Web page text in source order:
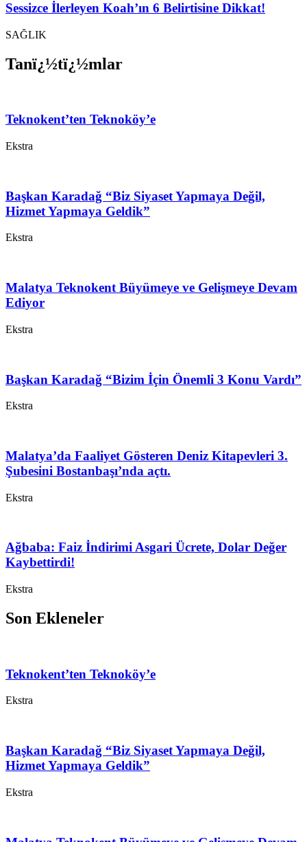
Sessizce İlerleyen Koah’ın 6 Belirtisine Dikkat!
SAĞLIK
Tanï¿½tï¿½mlar
Teknokent’ten Teknoköy’e
Ekstra
Başkan Karadağ “Biz Siyaset Yapmaya Değil,
Hizmet Yapmaya Geldik”
Ekstra
Malatya Teknokent Büyümeye ve Gelişmeye Devam
Ediyor
Ekstra
Başkan Karadağ “Bizim İçin Önemli 3 Konu Vardı”
Ekstra
Malatya’da Faaliyet Gösteren Deniz Kitapevleri 3.
Şubesini Bostanbaşı’nda açtı.
Ekstra
Ağbaba: Faiz İndirimi Asgari Ücrete, Dolar Değer
Kaybettirdi!
Ekstra
Son Ekleneler
Teknokent’ten Teknoköy’e
Ekstra
Başkan Karadağ “Biz Siyaset Yapmaya Değil,
Hizmet Yapmaya Geldik”
Ekstra